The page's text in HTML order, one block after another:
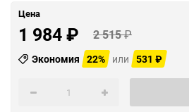
Цена
1 984₽ 2 515₽
Экономия 22% или 531 ₽